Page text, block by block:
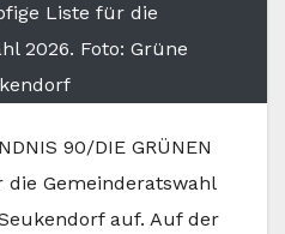
Liste für die
2026. Foto: Grüne
90/DIE GRÜNEN
Gemeinderatswahl
auf. Auf der